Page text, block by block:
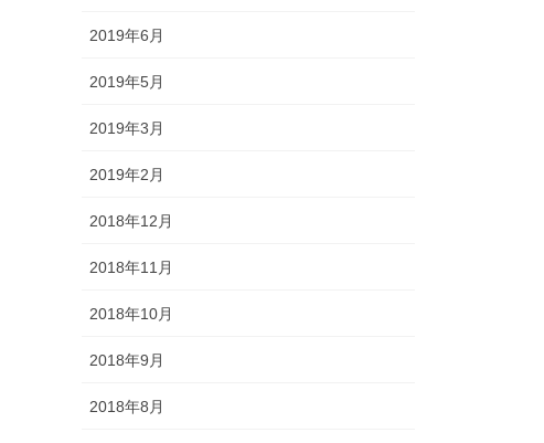
2019年6月
2019年5月
2019年3月
2019年2月
2018年12月
2018年11月
2018年10月
2018年9月
2018年8月